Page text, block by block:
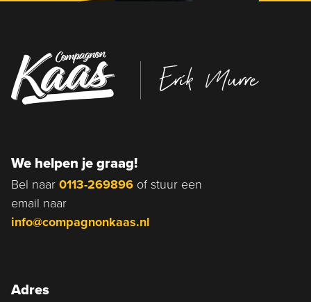
Erik Murre
We helpen je graag!
Bel naar 0113-269896 of stuur een
email naar
info@compagnonkaas.nl
Adres